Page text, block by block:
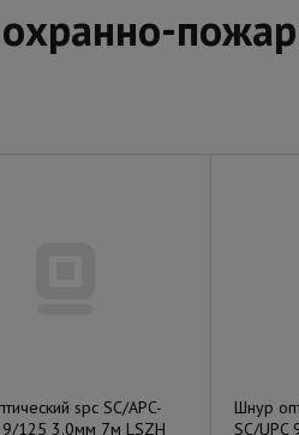
spc SC/APC-
9/125 3.0мм 7м LSZH
Шнур
SC/